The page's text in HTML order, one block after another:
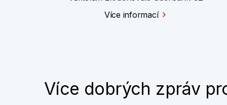
Více informací
Více dobrých zpráv